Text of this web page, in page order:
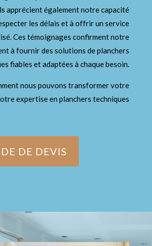
apprécient également notre capacité
les délais et à offrir un service
Ces témoignages confirment notre
à fournir des solutions de planchers
fiables et adaptées à chaque besoin.
nous pouvons transformer votre
expertise en planchers techniques
DE DEVIS